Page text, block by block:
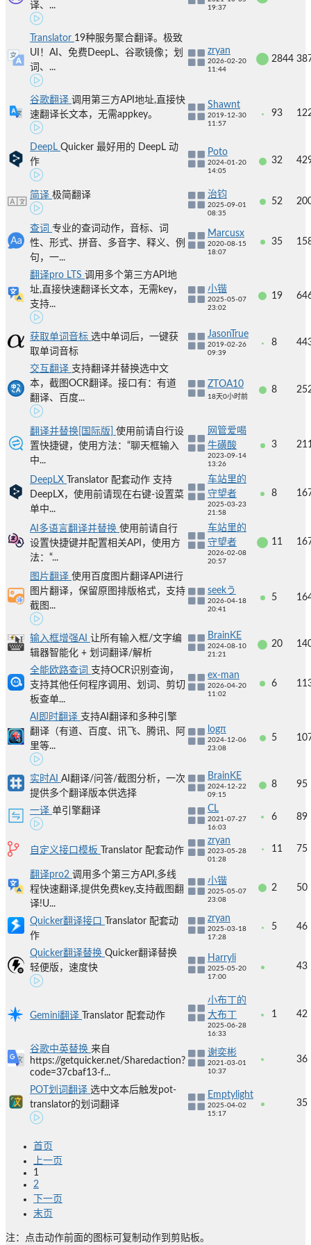
译、...
19:37
Translator 19种服务聚合翻译。极致
UI！AI、免费DeepL、谷歌镜像；划
词、...
zryan
2026-02-20
11:44
2844
谷歌翻译 调用第三方API地址,直接快
速翻译长文本，无需appkey。
Shawnt
2019-12-30
11:57
93
DeepL Quicker 最好用的 DeepL 动
作
Poto
2024-01-20
14:05
32
简译 极简翻译 治钧
2025-09-01
08:35
52
查词 专业的查词动作，音标、词
性、形式、拼音、多音字、释义、例
句，一...
Marcusx
2020-08-15
18:07
35
翻译pro LTS 调用多个第三方API地
址,直接快速翻译长文本，无需key，
支持...
小锴
2025-05-07
23:02
19
获取单词音标 选中单词后，一键获
取单词音标
JasonTrue
2019-02-26
09:39
8
交互翻译 支持翻译并替换选中文
本，截图OCR翻译。接口有：有道
翻译、百度...
ZTOA10
18天0小时前
8
翻译并替换[国际版] 使用前请自行设
置快捷键，使用方法：“聊天框输入
中...
网管爱喝
牛磺酸
2023-09-14
13:26
3
DeepLX
Translator 配套动作 支持
DeepLX，使用前请现在右键-设置菜
单中...
车站里的
守望者
2025-03-23
21:58
8
AI多语言翻译并替换 使用前请自行
设置快捷键并配置相关API，使用方
法：“...
车站里的
守望者
2026-02-08
20:57
11
图片翻译 使用百度图片翻译API进行
图片翻译，保留原图排版格式，支持
截图...
seekう
2026-04-18
20:41
5
输入框增强AI 让所有输入框/文字编
辑器智能化 + 划词翻译/解析
BrainKE
2024-08-10
21:21
20
全能欧路查词 支持OCR识别查询，
支持其他任何程序调用、划词、剪切
板查单...
ex-man
2026-04-20
11:02
6
AI即时翻译 支持AI翻译和多种引擎
翻译（有道、百度、讯飞、腾讯、阿
里等...
logπ
2024-12-06
23:08
5
实时AI AI翻译/问答/截图分析，一次
提供多个翻译版本供选择
BrainKE
2024-12-22
09:15
8 95
一译 单引擎翻译 CL
2021-07-27
16:03
6 89
自定义接口模板 Translator 配套动作
zryan
2023-05-28
01:28
11 75
翻译pro2 调用多个第三方API,多线
程快速翻译,提供免费key,支持截图翻
译!U...
小锴
2025-05-07
23:08
2 50
Quicker翻译接口
Translator 配套动
作
zryan
2025-03-18
17:28
5 46
Quicker翻译替换 Quicker翻译替换
轻便版，速度快
Harryli
2025-05-20
17:00
43
Gemini翻译 Translator 配套动作
小布丁的
大布丁
2025-06-28
16:33
1 42
谷歌中英替换 来自
https://getquicker.net/Sharedaction?
code=37cbaf13-f...
谢奕彬
2021-03-01
10:37
36
POT划词翻译 选中文本后触发pot-
translator的划词翻译
Emptylight
2025-04-02
15:17
35
首页
上一页
1
2
下一页
末页
注：点击动作前面的图标可复制动作到剪贴板。